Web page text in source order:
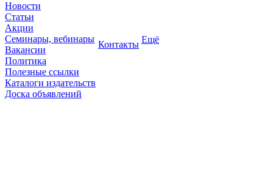
Новости
Статьи
Акции
Семинары, вебинары
Вакансии
Политика
Полезные ссылки
Каталоги издательств
Доска объявлений
Контакты Ещё